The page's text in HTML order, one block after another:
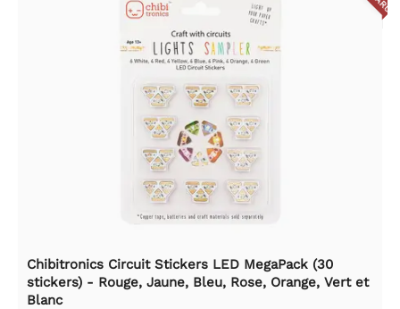
Chibitronics Circuit Stickers LED MegaPack (30
stickers) - Rouge, Jaune, Bleu, Rose, Orange, Vert et
Blanc